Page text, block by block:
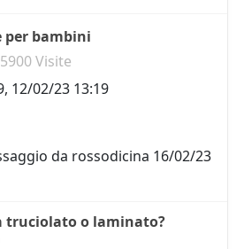
per bambini
Visite
, 12/02/23 13:19
da rossodicina 16/02/23
truciolato o laminato?